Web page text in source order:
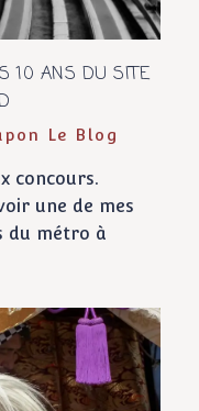
10 ANS DU SITE
Le Blog
concours.
une de mes
du métro à